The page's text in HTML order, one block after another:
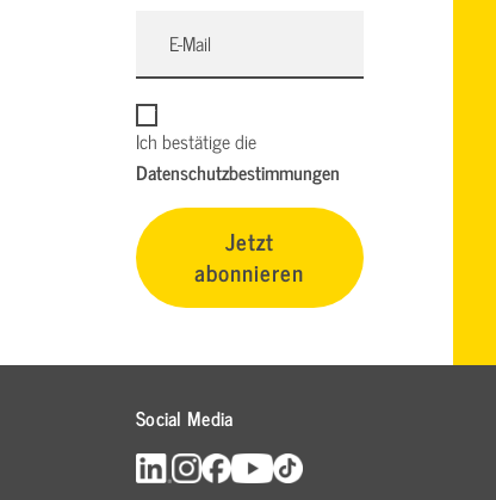
Ich bestätige die
Datenschutzbestimmungen
Jetzt
abonnieren
Social Media